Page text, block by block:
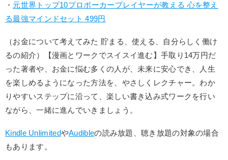
・ 元世界トップ10プロポーカープレイヤーが教える 心を整え
る最強マインドセット 499円
（お金について考えてみた 貯まる、使える、自分らしく働け
るの紹介）【漫画とワークでスイスイ進む】手取り14万円だ
った著者や、お金に悩む多くの人が、未来に安心でき、人生
を楽しめるようになった方法を、やさしくレクチャー。わか
りやすいステップに沿って、楽しい書き込み式ワークを行い
ながら、一緒に進んでいきましょう。
Kindle UnlimitedやAudibleの読み放題、聴き放題の対象の場合
もあります。